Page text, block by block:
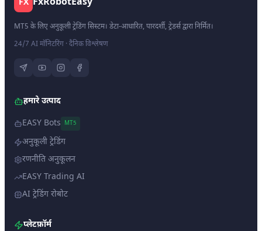
FX
MT5 के लिए अनुकूली ट्रेडिंग सिस्टम। डेटा-आधारित, पारदर्शी, ट्रेडर्स द्वारा निर्मित।
24/7 AI मॉनिटरिंग · दैनिक विश्लेषण
हमारे उत्पाद
EASY Bots
MT5
अनुकूली ट्रेडिंग
रणनीति अनुकूलन
EASY Trading AI
AI ट्रेडिंग रोबोट
प्लेटफ़ॉर्म